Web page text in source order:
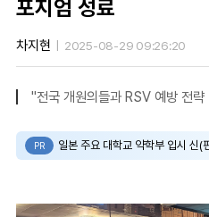
포지엄 성료
차지현 2025-08-29 09:26:20
"전국 개원의들과 RSV 예방 전
PR 일본 주요 대학교 약학부 입시 신(